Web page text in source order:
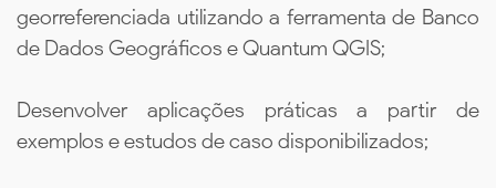
georreferenciada utilizando a ferramenta de Banco
de Dados Geográficos e Quantum QGIS;
Desenvolver aplicações práticas a partir de
exemplos e estudos de caso disponibilizados;